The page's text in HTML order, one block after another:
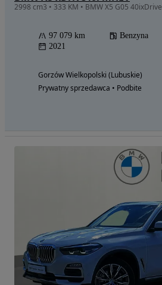
2998 cm3 • 333 KM • BMW X5 G05 40ixDrive
97 079 km Benzyna
2021
Gorzów Wielkopolski (Lubuskie)
Prywatny sprzedawca • Podbite